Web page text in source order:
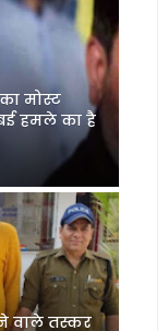
मोस्ट
हमले का है
वाले तस्कर